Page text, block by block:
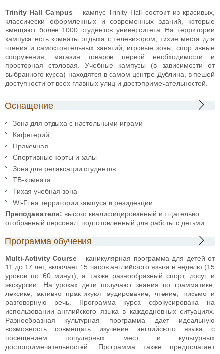
Trinity Hall Campus – кампус Trinity Hall состоит из красивых,
классически оформленных и современных зданий, которые
вмещают более 1000 студентов университета. На территории
кампуса есть комнаты отдыха с телевизором, тихие места для
чтения и самостоятельных занятий, игровые зоны, спортивные
сооружения, магазин товаров первой необходимости и
просторная столовая. Учебные кампусы (в зависимости от
выбранного курса) находятся в самом центре Дублина, в пешей
доступности от всех главных улиц и достопримечательностей.
Оснащение
Зона для отдыха с настольными играми
Кафетерий
Прачечная
Спортивные корты и залы
Зона для релаксации студентов
ТВ-комната
Тихая учебная зона
Wi-Fi на территории кампуса и резиденции
Преподаватели: высоко квалифицированный и тщательно
отобранный персонал, подготовленный для работы с детьми.
Программа обучения
Multi-Activity Course – каникулярная программа для детей от
11 до 17 лет, включает 15 часов английского языка в неделю (15
уроков по 60 минут), а также разнообразный спорт, досуг и
экскурсии. На уроках дети получают знания по грамматике,
лексике, активно практикуют аудирование, чтение, письмо и
разговорную речь. Программа курса сфокусирована на
использовании английского языка в каждодневных ситуациях.
Разнообразная культурная программа дает идеальную
возможность совмещать изучение английского языка с
посещением популярных мест и культурных
достопримечательностей. Программа также предполагает